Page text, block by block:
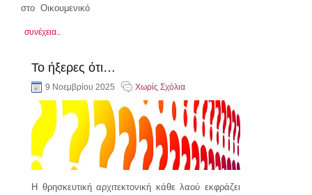
στο Οικουμενικό
συνέχεια..
Το ήξερες ότι…
9 Νοεμβρίου 2025 Χωρίς Σχόλια
Η θρησκευτική αρχιτεκτονική κάθε λαού εκφράζει